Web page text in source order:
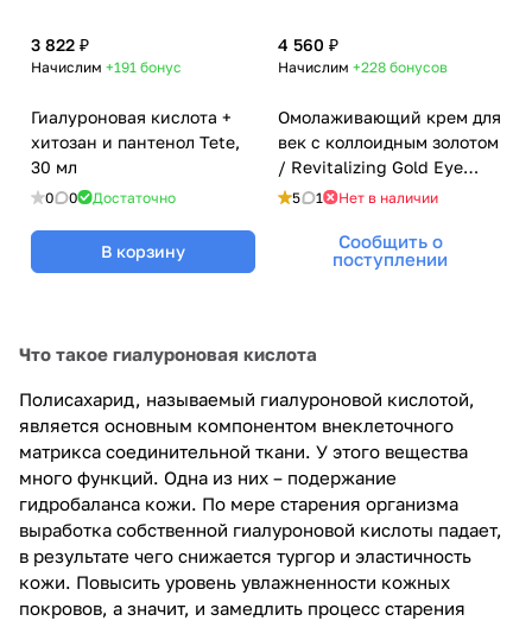
3 822 ₽
Начислим +191 бонус
Гиалуроновая кислота +
хитозан и пантенол Tete,
30 мл
0 0 Достаточно
В корзину
4 560 ₽
Начислим +228 бонусов
Омолаживающий крем для
век с коллоидным золотом
/ Revitalizing Gold Eye
Cream, TETе
5 1 Нет в наличии
Сообщить о
поступлении
Что такое гиалуроновая кислота
Полисахарид, называемый гиалуроновой кислотой,
является основным компонентом внеклеточного
матрикса соединительной ткани. У этого вещества
много функций. Одна из них – подержание
гидробаланса кожи. По мере старения организма
выработка собственной гиалуроновой кислоты падает,
в результате чего снижается тургор и эластичность
кожи. Повысить уровень увлажненности кожных
покровов, а значит, и замедлить процесс старения